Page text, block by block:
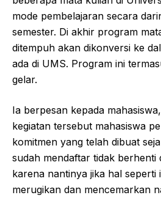
mode pembelajaran secara
semester. Di akhir program
ditempuh akan dikonversi ke
ada di UMS. Program ini
gelar.
Ia berpesan kepada
kegiatan tersebut mahasiswa
komitmen yang telah dibuat
sudah mendaftar tidak berhenti
karena nantinya jika hal seperti
merugikan dan mencemarkan